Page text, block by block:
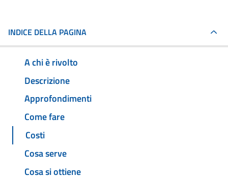
INDICE DELLA PAGINA
A chi è rivolto
Descrizione
Approfondimenti
Come fare
Costi
Cosa serve
Cosa si ottiene